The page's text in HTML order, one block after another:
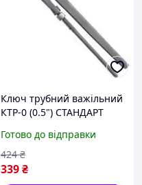
Ключ трубний важільний
КТР-0 (0.5") СТАНДАРТ
Готово до відправки
339₴
424 ₴